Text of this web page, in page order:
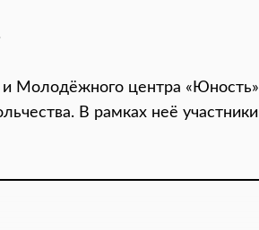
и Молодёжного центра «Юность»
В рамках неё участники